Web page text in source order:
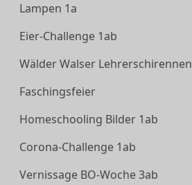
Lampen 1a
Eier-Challenge 1ab
Wälder Walser Lehrerschirennen
Faschingsfeier
Homeschooling Bilder 1ab
Corona-Challenge 1ab
Vernissage BO-Woche 3ab